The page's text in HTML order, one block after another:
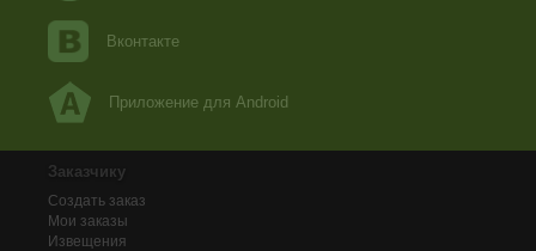
Вконтакте
Приложение для Android
Заказчику
Создать заказ
Мои заказы
Извещения